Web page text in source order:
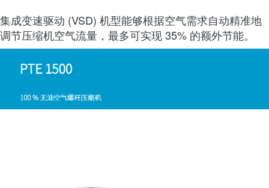
集成变速驱动 (VSD) 机型能够根据空气需求自动精准地
调节压缩机空气流量，最多可实现 35% 的额外节能。